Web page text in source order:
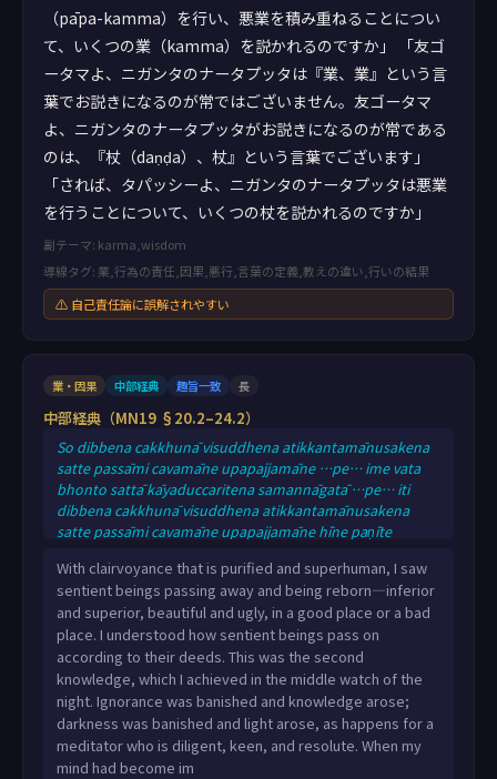
（pāpa-kamma）を行い、悪業を積み重ねることについ
て、いくつの業（kamma）を説かれるのですか」 「友ゴ
ータマよ、ニガンタのナータプッタは『業、業』という言
葉でお説きになるのが常ではございません。友ゴータマ
よ、ニガンタのナータプッタがお説きになるのが常である
のは、『杖（daṇḍa）、杖』という言葉でございます」
「されば、タパッシーよ、ニガンタのナータプッタは悪業
を行うことについて、いくつの杖を説かれるのですか」
副テーマ: karma,wisdom
導線タグ: 業,行為の責任,因果,悪行,言葉の定義,教えの違い,行いの結果
⚠ 自己責任論に誤解されやすい
業・因果 中部経典 趣旨一致 長
中部経典（MN19 §20.2–24.2）
So dibbena cakkhunā visuddhena atikkantamānusakena
satte passāmi cavamāne upapajjamāne …pe… ime vata
bhonto sattā kāyaduccaritena samannāgatā …pe… iti
dibbena cakkhunā visuddhena atikkantamānusakena
satte passāmi cavamāne upapajjamāne hīne paṇīte
satte pajānāmi. Ayaṁ kho me, bhikkhave, rattiyā majjhime
yāme dutiyā vijjā adhigatā; avijjā vihatā vijjā uppannā; tamo
vihato āloko uppanno; yathā taṁ appamattassa ātāpino
pahitattassa viharato. So evaṁ sa
With clairvoyance that is purified and superhuman, I saw
sentient beings passing away and being reborn—inferior
and superior, beautiful and ugly, in a good place or a bad
place. I understood how sentient beings pass on
according to their deeds. This was the second
knowledge, which I achieved in the middle watch of the
night. Ignorance was banished and knowledge arose;
darkness was banished and light arose, as happens for a
meditator who is diligent, keen, and resolute. When my
mind had become im